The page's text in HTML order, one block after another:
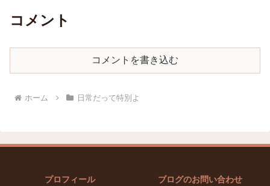
コメント
コメントを書き込む
ホーム 日常だって特別よ
プロフィール
ブログのお問い合わせ